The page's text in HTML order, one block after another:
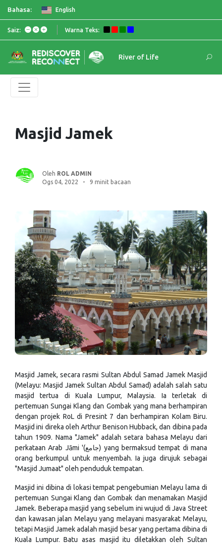
Bahasa: English
Saiz: Warna Teks:
River of Life
Masjid Jamek
Oleh ROL ADMIN
Ogs 04, 2022
9 minit bacaan
Masjid Jamek, secara rasmi Sultan Abdul Samad Jamek Masjid
(Melayu: Masjid Jamek Sultan Abdul Samad) adalah salah satu
masjid tertua di Kuala Lumpur, Malaysia. Ia terletak di
pertemuan Sungai Klang dan Gombak yang mana berhampiran
dengan projek RoL di Presint 7 dan berhampiran Kolam Biru.
Masjid ini direka oleh Arthur Benison Hubback, dan dibina pada
tahun 1909. Nama "Jamek" adalah setara bahasa Melayu dari
perkataan Arab Jāmi '(جامع) yang bermaksud tempat di mana
orang berkumpul untuk menyembah. Ia juga dirujuk sebagai
"Masjid Jumaat" oleh penduduk tempatan.
Masjid ini dibina di lokasi tempat pengebumian Melayu lama di
pertemuan Sungai Klang dan Gombak dan menamakan Masjid
Jamek. Beberapa masjid yang sebelum ini wujud di Java Street
dan kawasan jalan Melayu yang melayani masyarakat Melayu,
tetapi Masjid Jamek adalah masjid besar yang pertama dibina di
Kuala Lumpur. Batu asas masjid itu diletakkan oleh Sultan